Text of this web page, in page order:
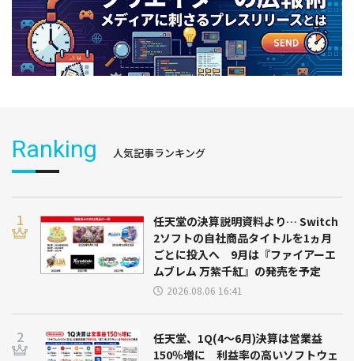
Ranking 人気記事ランキング
任天堂の決算説明資料より… Switch
2ソフトの自社商品タイトルを1ヵ月
ごとに投入へ 9月は『ファイアーエ
ムブレム 万紫千紅』の発売を予定
2026.08.06 16:41
任天堂、1Q(4～6月)決算は営業益
150％増に 利益率の高いソフトウェ